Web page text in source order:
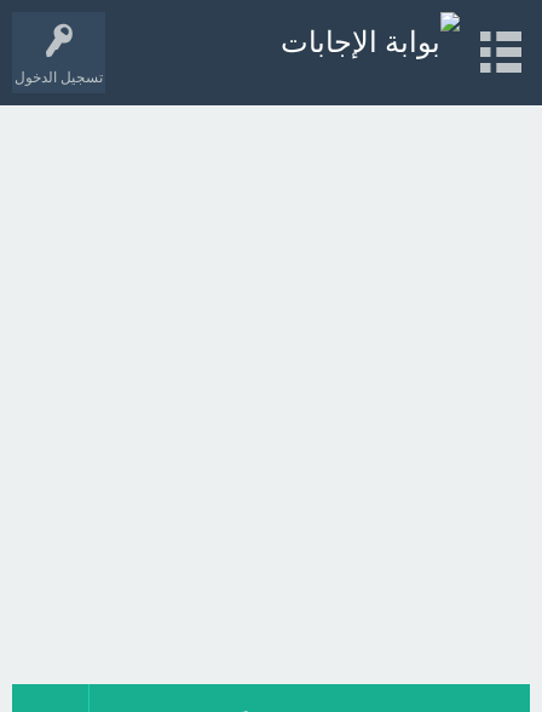
تسجيل الدخول